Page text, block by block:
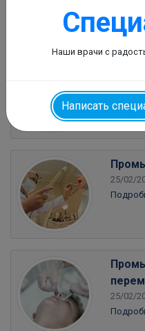
25/02/
25/02/
Наши врачи с
Написать